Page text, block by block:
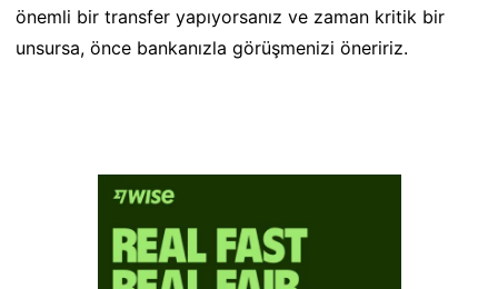
önemli bir transfer yapıyorsanız ve zaman kritik bir
unsursa, önce bankanızla görüşmenizi öneririz.